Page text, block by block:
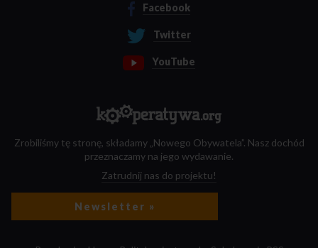
Facebook
Twitter
YouTube
Zrobiliśmy tę stronę, składamy „Nowego Obywatela”. Nasz dochód
przeznaczamy na jego wydawanie.
Zatrudnij nas do projektu!
Newsletter »